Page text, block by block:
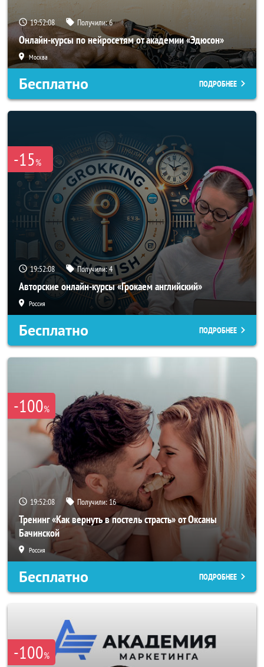
19:52:05 Получили:6
Онлайн-курсы по нейросетям от академии «Эдюсон»
Москва
Бесплатно ПОДРОБНЕЕ
-15%
19:52:05 Получили:4
Авторские онлайн-курсы «Грокаем английский»
Россия
Бесплатно ПОДРОБНЕЕ
-100%
19:52:05 Получили: 16
Тренинг «Как вернуть в постель страсть» от Оксаны
Бачинской
Россия
Бесплатно ПОДРОБНЕЕ
-100%